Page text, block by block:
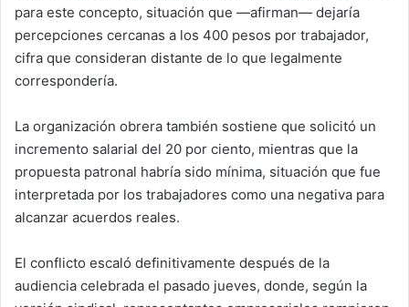
para este concepto, situación que —afirman— dejaría
percepciones cercanas a los 400 pesos por trabajador,
cifra que consideran distante de lo que legalmente
correspondería.
La organización obrera también sostiene que solicitó un
incremento salarial del 20 por ciento, mientras que la
propuesta patronal habría sido mínima, situación que fue
interpretada por los trabajadores como una negativa para
alcanzar acuerdos reales.
El conflicto escaló definitivamente después de la
audiencia celebrada el pasado jueves, donde, según la